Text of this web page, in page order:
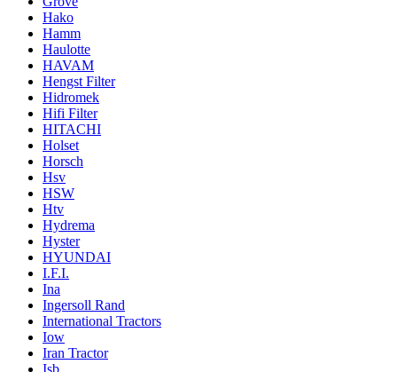
Hako
Hamm
Haulotte
HAVAM
Hengst Filter
Hidromek
Hifi Filter
HITACHI
Holset
Horsch
Hsv
HSW
Htv
Hydrema
Hyster
HYUNDAI
I.F.I.
Ina
Ingersoll Rand
International Tractors
Iow
Iran Tractor
Isb